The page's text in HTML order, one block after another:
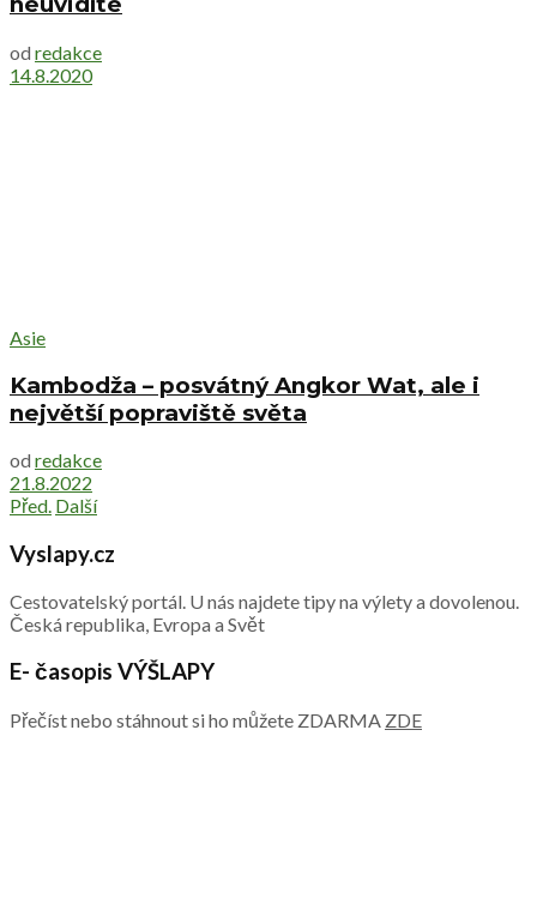
od redakce
14.8.2020
Asie
Kambodža – posvátný Angkor Wat, ale i
největší popraviště světa
od redakce
21.8.2022
Před. Další
Vyslapy.cz
Cestovatelský portál. U nás najdete tipy na výlety a dovolenou.
Česká republika, Evropa a Svět
E- časopis VÝŠLAPY
Přečíst nebo stáhnout si ho můžete ZDARMA ZDE